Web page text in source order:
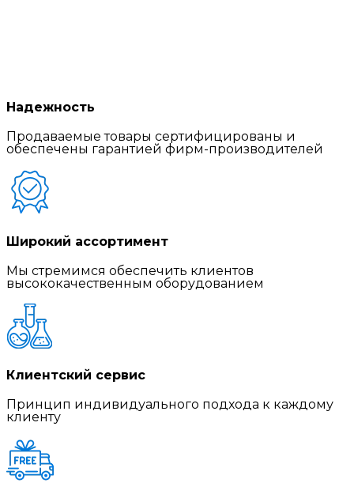
Надежность
Продаваемые товары сертифицированы и
обеспечены гарантией фирм-производителей
Широкий ассортимент
Мы стремимся обеспечить клиентов
высококачественным оборудованием
Клиентский сервис
Принцип индивидуального подхода к каждому
клиенту